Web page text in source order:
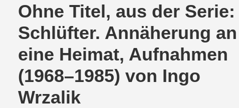
Ohne Titel, aus der Serie:
Schlüfter. Annäherung an
eine Heimat, Aufnahmen
(1968–1985) von Ingo
Wrzalik